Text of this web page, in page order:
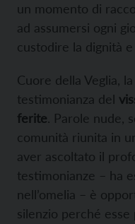
un momento di
ad assumersi ogni
custodire la dignità
Cuore della Veglia,
testimonianza del
ferite. Parole nude,
comunità riunita in
aver ascoltato il
testimonianze – ha
nell’omelia – è
silenzio perché esse